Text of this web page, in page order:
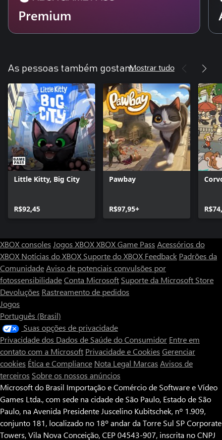
Premium
As pessoas também gostamMostrar tudo
Little Kitty, Big City
R$92,45
Pawbay
R$97,95+
XBOX consoles Jogos XBOXXBOX Game Pass Acessórios do
XBOX Notícias do XBOX Suporte do XBOX Feedback Padrões da
ComunidadeAviso de potenciais convulsões por
fotossensibilidadeConta Microsoft Suporte da Microsoft Store
Devoluções Rastreamento de pedidos
Jogos
Português (Brasil)
Suas opções de privacidade
Privacidade dos Dados de Saúde do Consumidor Entre em
contato com a Microsoft Privacidade e Cookies Gerenciar
cookies Ética e Compliance Nota Legal Marcas Avisos de
terceiros Sobre os nossos anúncios
Microsoft do Brasil Importação e Comércio de Software e Vídeo
Games Ltda., com sede na cidade de São Paulo, Estado de São
Paulo, na Avenida Presidente Juscelino Kubitschek, nº 1.909,
conjunto 181, localizado no 18º andar da Torre Sul SP Corporate
Towers, Vila Nova Conceição, CEP 04543-907, inscrita no CNPJ